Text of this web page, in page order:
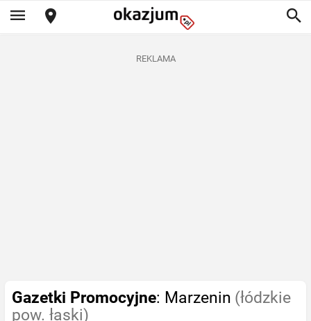
REKLAMA
Gazetki Promocyjne: Marzenin (łódzkie
pow. łaski)